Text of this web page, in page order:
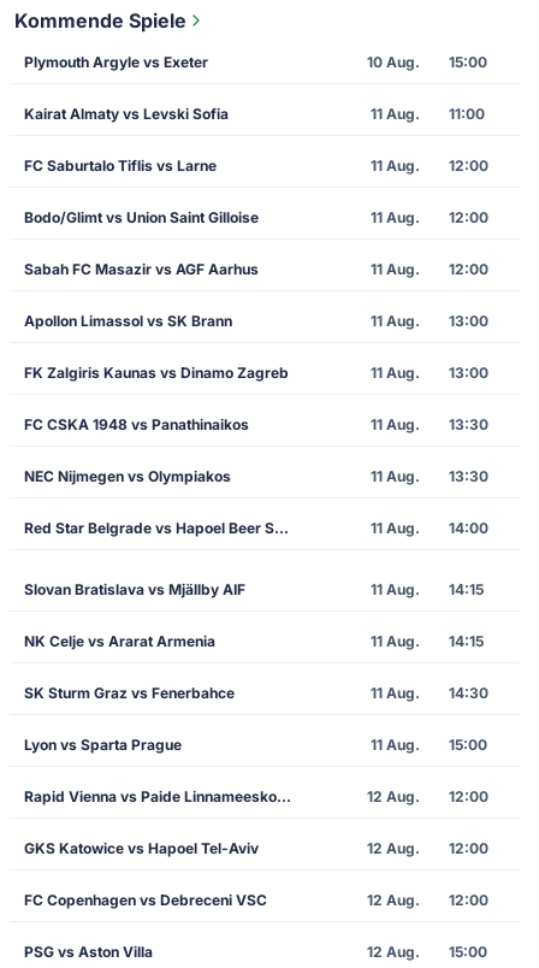
Kommende Spiele
Plymouth Argyle vs Exeter 10 Aug. 15:00
Kairat Almaty vs Levski Sofia 11 Aug. 11:00
FC Saburtalo Tiflis vs Larne 11 Aug. 12:00
Bodo/Glimt vs Union Saint Gilloise 11 Aug. 12:00
Sabah FC Masazir vs AGF Aarhus 11 Aug. 12:00
Apollon Limassol vs SK Brann 11 Aug. 13:00
FK Zalgiris Kaunas vs Dinamo Zagreb 11 Aug. 13:00
FC CSKA 1948 vs Panathinaikos 11 Aug. 13:30
NEC Nijmegen vs Olympiakos 11 Aug. 13:30
Red Star Belgrade vs Hapoel Beer Sheva 11 Aug. 14:00
Slovan Bratislava vs Mjällby AIF 11 Aug. 14:15
NK Celje vs Ararat Armenia 11 Aug. 14:15
SK Sturm Graz vs Fenerbahce 11 Aug. 14:30
Lyon vs Sparta Prague 11 Aug. 15:00
Rapid Vienna vs Paide Linnameeskond 12 Aug. 12:00
GKS Katowice vs Hapoel Tel-Aviv 12 Aug. 12:00
FC Copenhagen vs Debreceni VSC 12 Aug. 12:00
PSG vs Aston Villa 12 Aug. 15:00